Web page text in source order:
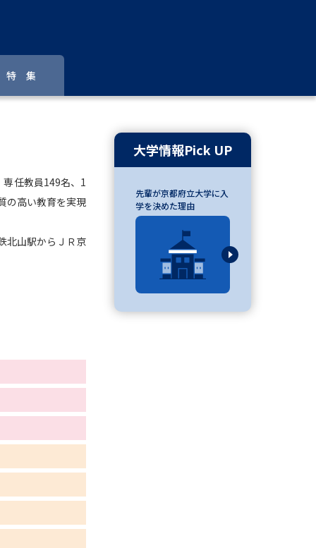
デジタルパンフレット
（高3生用）
先輩が入学を決めた理由
特 集
任教員149名、1
の高い教育を実現
北山駅からＪＲ京
大学情報Pick UP
先輩が京都府立大学に入
学を決めた理由